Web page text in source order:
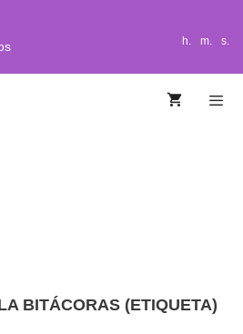
h. m. s.
BITÁCORAS (ETIQUETA)